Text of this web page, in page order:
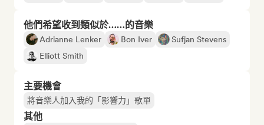
他們希望收到類似於……的音樂
Adrianne Lenker Bon Iver
Sufjan Stevens
Elliott Smith
主要機會
將音樂人加入我的「影響力」歌單
其他